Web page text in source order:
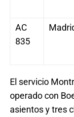
AC
835
El servicio
operado con
asientos y tres